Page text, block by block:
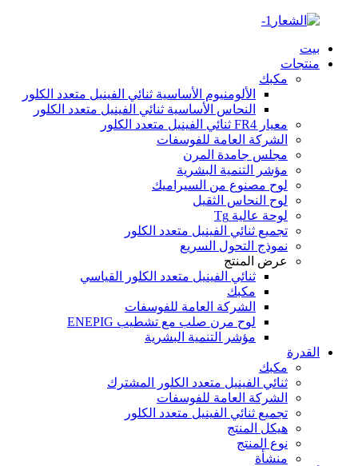
بيت
منتجات
مكبك
الألومنيوم الأساسية ثنائي الفينيل متعدد الكلور
النحاس الأساسية ثنائي الفينيل متعدد الكلور
معيار FR4 ثنائي الفينيل متعدد الكلور
الشركة العامة للفوسفات
مجلس جامدة المرن
مؤشر التنمية البشرية
لوح مصنوع من السيراميك
لوح النحاس الثقيل
لوحة عالية Tg
تجميع ثنائي الفينيل متعدد الكلور
نموذج التحول السريع
عرض المنتج
ثنائي الفينيل متعدد الكلور القياسي
مكبك
الشركة العامة للفوسفات
لوح مرن صلب مع تشطيب ENEPIG
مؤشر التنمية البشرية
القدرة
مكبك
ثنائي الفينيل متعدد الكلور المشترك
الشركة العامة للفوسفات
تجميع ثنائي الفينيل متعدد الكلور
هيكل المنتج
نوع المنتج
منشأة